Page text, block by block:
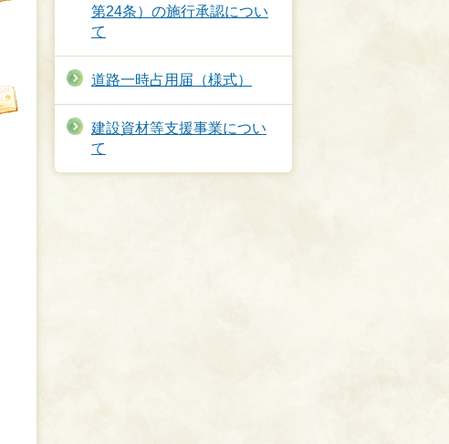
第24条）の施行承認につい
て
道路一時占用届（様式）
建設資材等支援事業につい
て